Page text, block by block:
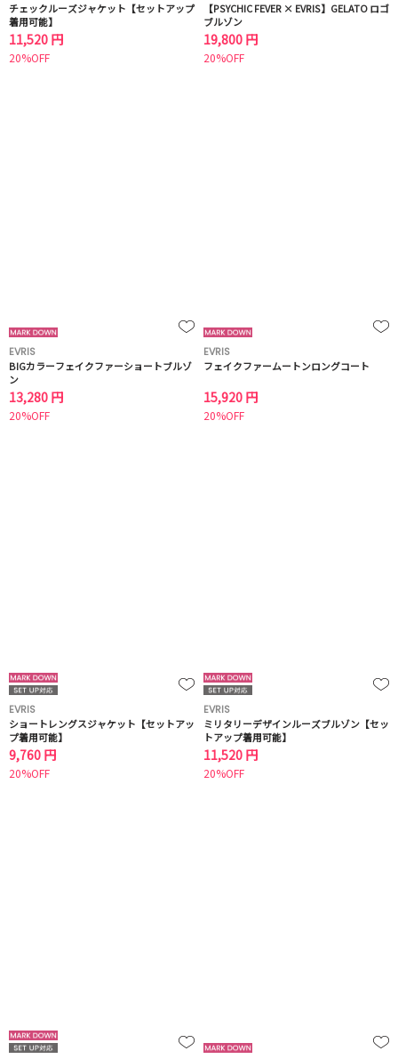
チェックルーズジャケット【セットアップ
着用可能】
11,520 円
20%OFF
【PSYCHIC FEVER × EVRIS】GELATO ロゴ
ブルゾン
19,800 円
20%OFF
EVRIS
BIGカラーフェイクファーショートブルゾ
ン
13,280 円
20%OFF
EVRIS
フェイクファームートンロングコート
15,920 円
20%OFF
EVRIS
ショートレングスジャケット【セットアッ
プ着用可能】
9,760 円
20%OFF
EVRIS
ミリタリーデザインルーズブルゾン【セッ
トアップ着用可能】
11,520 円
20%OFF